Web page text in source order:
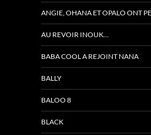
ANGIE, OHANA ET OPALO ONT
AU REVOIR INOUK…
BABA COOL A REJOINT NANA
BALLY
BALOO 8
BLACK